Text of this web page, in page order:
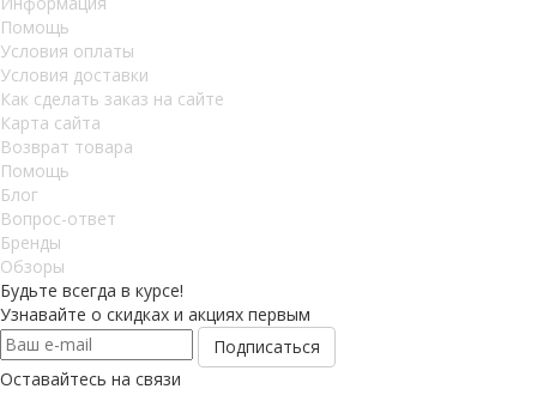
Помощь
Условия оплаты
Условия доставки
Как сделать заказ на сайте
Карта сайта
Возврат товара
Помощь
Блог
Вопрос-ответ
Бренды
Обзоры
Будьте всегда в курсе!
Узнавайте о скидках и акциях первым
Оставайтесь на связи